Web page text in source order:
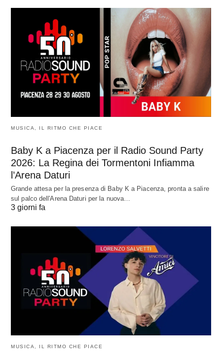
MUSICA, IL RITMO CHE PIACE
Baby K a Piacenza per il Radio Sound Party
2026: La Regina dei Tormentoni Infiamma
l’Arena Daturi
Grande attesa per la presenza di Baby K a Piacenza, pronta a salire
sul palco dell'Arena Daturi per la nuova…
3 giorni fa
MUSICA, IL RITMO CHE PIACE